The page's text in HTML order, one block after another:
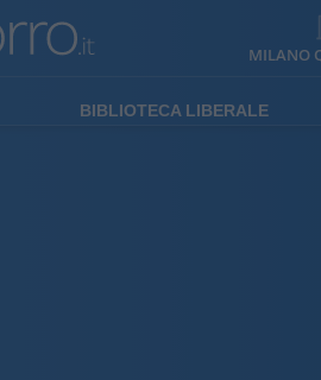
MILANO
BIBLIOTECA LIBERALE